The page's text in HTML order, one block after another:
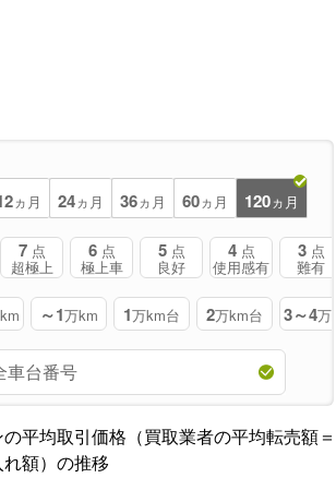
ヵ月 24ヵ月 36ヵ月 60ヵ月 120ヵ月
7 点
超極上
6 点
極上車
5 点
良好
4 点
使用感有
3 点
難有
～1万km 1万km台 2万km台 3～4万
平均取引価格（買取業者の平均転売額＝
額）の推移